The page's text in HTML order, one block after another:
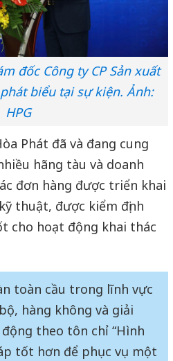
đốc Công ty CP Sản xuất
biểu tại sự kiện. Ảnh:
HPG
Phát đã và đang cung
hãng tàu và doanh
đơn hàng được triển khai
thuật, được kiểm định
cho hoạt động khai thác
toàn cầu trong lĩnh vực
hàng không và giải
theo tôn chỉ “Hình
tốt hơn để phục vụ một